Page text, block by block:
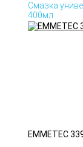
Смазка
400мл
EMMETEC